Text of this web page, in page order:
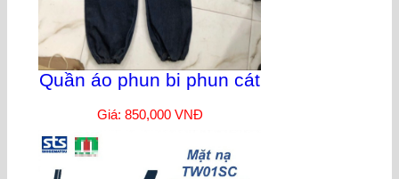
Quần áo phun bi phun cát
Giá: 850,000 VNĐ